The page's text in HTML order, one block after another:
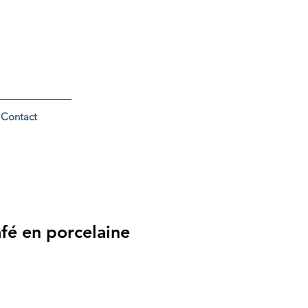
Contact
en porcelaine